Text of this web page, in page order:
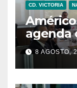
CD. VICTORIA
agenda
8 AGOSTO,